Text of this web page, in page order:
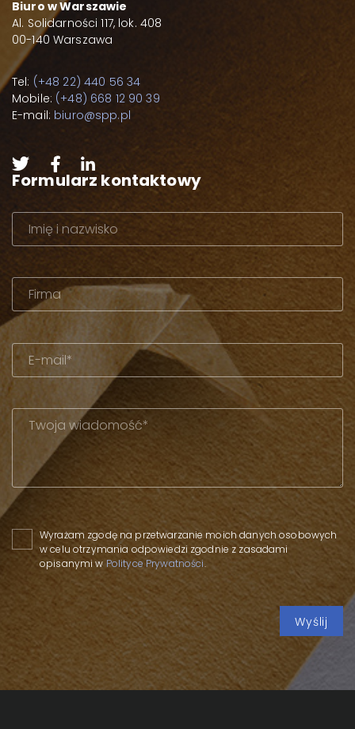
Biuro w Warszawie
Al. Solidarności 117, lok. 408
00-140 Warszawa
Tel: (+48 22) 440 56 34
Mobile: (+48) 668 12 90 39
E-mail: biuro@spp.pl
Formularz kontaktowy
Please leave this field empty.
Wyrażam zgodę na przetwarzanie moich danych osobowych
w celu otrzymania odpowiedzi zgodnie z zasadami
opisanymi w Polityce Prywatności.